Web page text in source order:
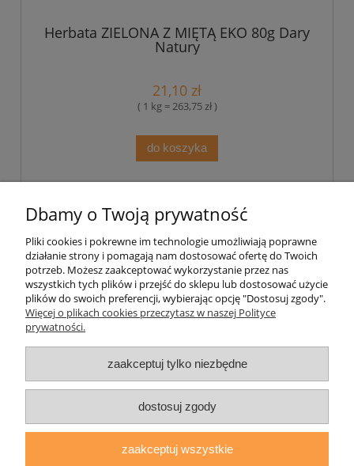
Herbata ZIELONA Z MIĘTĄ EKO 80g Dary
Natury
21,10 zł
( 1 kg = 263,75 zł )
do koszyka
«
Pomoc
Moje konto
Informacje
O nas
ul. Grodzka Nr 23, 67-200 Głogów | woj. dolnośląskie
Dbamy o Twoją prywatność
Pliki cookies i pokrewne im technologie umożliwiają poprawne
działanie strony i pomagają nam dostosować ofertę do Twoich
potrzeb. Możesz zaakceptować wykorzystanie przez nas
wszystkich tych plików i przejść do sklepu lub dostosować użycie
plików do swoich preferencji, wybierając opcję "Dostosuj zgody".
Więcej o plikach cookies przeczytasz w naszej Polityce
prywatności.
zaakceptuj tylko niezbędne
dostosuj zgody
zaakceptuj wszystkie